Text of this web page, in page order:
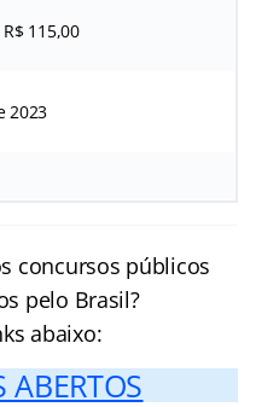
115,00
2023
concursos públicos
pelo Brasil?
abaixo:
ABERTOS